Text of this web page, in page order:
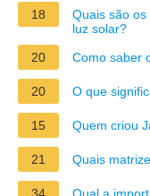
18
Quais são
luz solar?
20
Como saber
20 O que
15 Quem criou
21 Quais
34 Qual a